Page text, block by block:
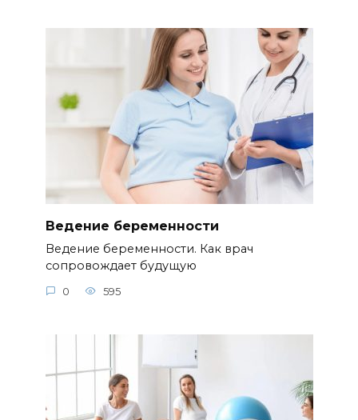
Ведение беременности
Ведение беременности. Как врач
сопровождает будущую
0 595